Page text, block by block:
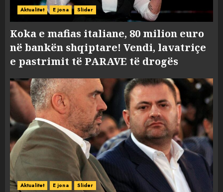
Aktualitet E jona Slider
Koka e mafias italiane, 80 milion euro
në bankën shqiptare! Vendi, lavatriçe
e pastrimit të PARAVE të drogës
Aktualitet E jona Slider